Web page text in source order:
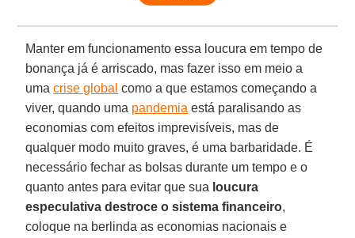
Manter em funcionamento essa loucura em tempo de
bonança já é arriscado, mas fazer isso em meio a
umacrise global como a que estamos começando a
viver, quando uma pandemia está paralisando as
economias com efeitos imprevisíveis, mas de
qualquer modo muito graves, é uma barbaridade. É
necessário fechar as bolsas durante um tempo e o
quanto antes para evitar que sua loucura
especulativa destroce o sistema financeiro,
coloque na berlinda as economias nacionais e